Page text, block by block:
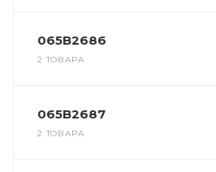
065B2686
2 ТОВАРА
065B2687
2 ТОВАРА